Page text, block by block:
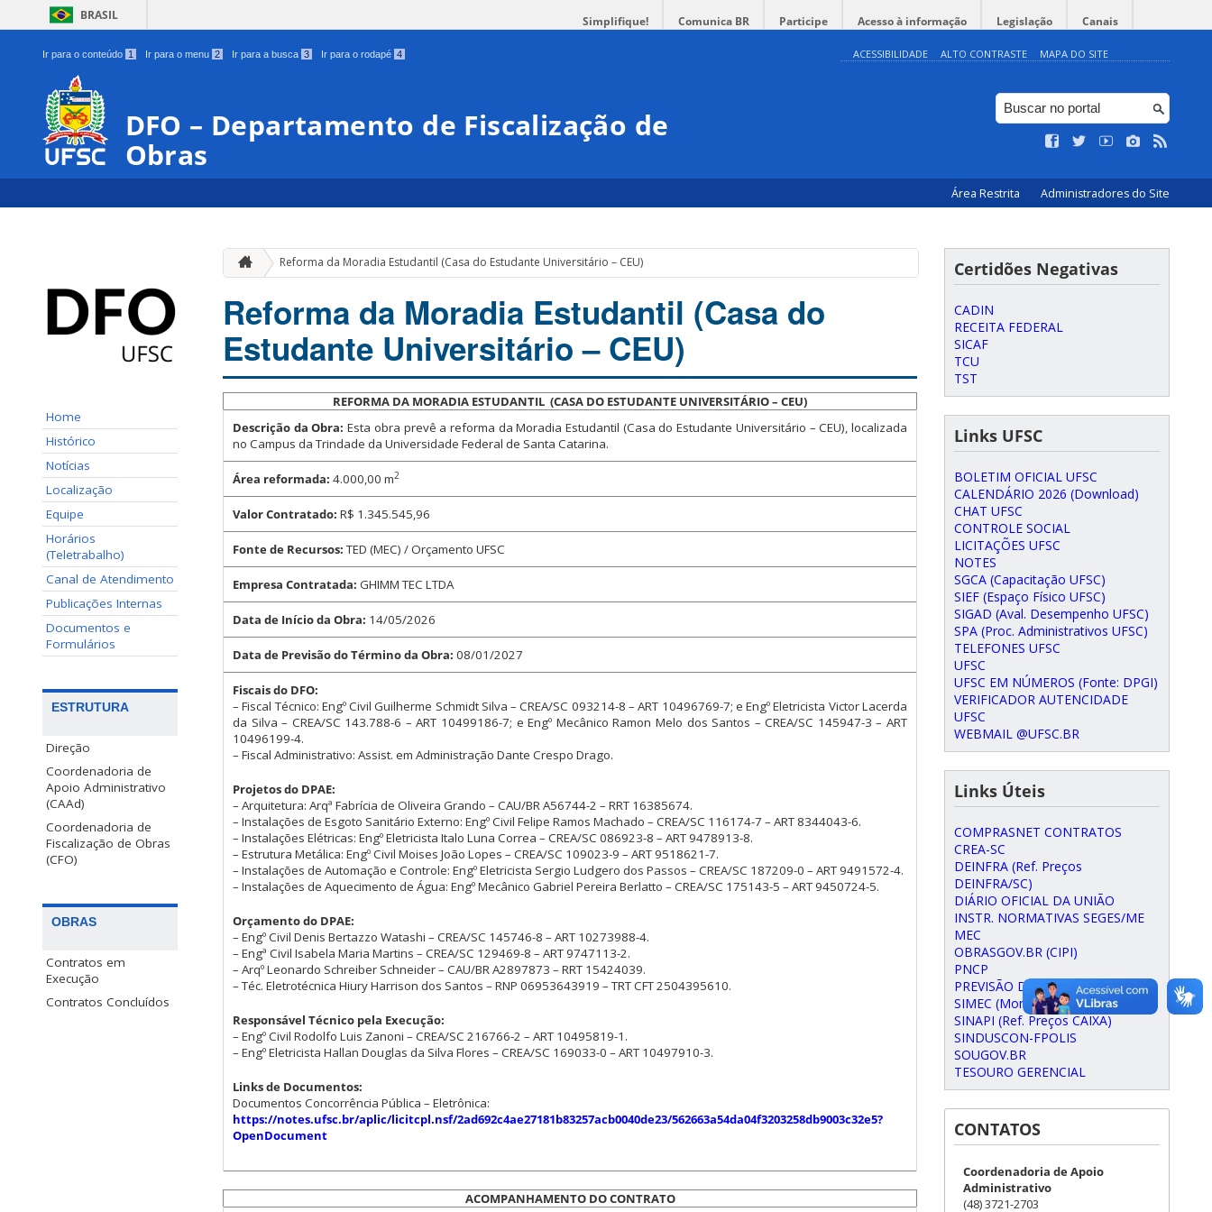
BRASIL Simplifique! Comunica BR Participe Acesso à informação Legislação Canais
Ir para o conteúdo 1 Ir para o menu 2 Ir para a busca 3 Ir para o rodapé 4 ACESSIBILIDADE ALTO CONTRASTE MAPA DO SITE
DFO – Departamento de Fiscalização de
Obras
Área Restrita Administradores do Site
Home
Histórico
Notícias
Localização
Equipe
Horários
(Teletrabalho)
Canal de Atendimento
Publicações Internas
Documentos e
Formulários
ESTRUTURA
Direção
Coordenadoria de
Apoio Administrativo
(CAAd)
Coordenadoria de
Fiscalização de Obras
(CFO)
OBRAS
Contratos em
Execução
Contratos Concluídos
Reforma da Moradia Estudantil (Casa do Estudante Universitário – CEU)
Reforma da Moradia Estudantil (Casa do
Estudante Universitário – CEU)
REFORMA DA MORADIA ESTUDANTIL (CASA DO ESTUDANTE UNIVERSITÁRIO – CEU)
Descrição da Obra:Esta obra prevê a reforma da Moradia Estudantil (Casa do Estudante Universitário – CEU), localizada
no Campus da Trindade da Universidade Federal de Santa Catarina.
Área reformada: 4.000,00 m2
Valor Contratado: R$ 1.345.545,96
Fonte de Recursos:TED (MEC) / Orçamento UFSC
Empresa Contratada: GHIMM TEC LTDA
Data de Início da Obra: 14/05/2026
Data de Previsão do Término da Obra: 08/01/2027
Fiscais do DFO:
– Fiscal Técnico: Engº Civil Guilherme Schmidt Silva – CREA/SC 093214-8 – ART 10496769-7; e Engº Eletricista Victor Lacerda
da Silva – CREA/SC 143.788-6 – ART 10499186-7; e Engº Mecânico Ramon Melo dos Santos – CREA/SC 145947-3 – ART
10496199-4.
– Fiscal Administrativo: Assist. em Administração Dante Crespo Drago.
Projetos do DPAE:
– Arquitetura: Arqª Fabrícia de Oliveira Grando – CAU/BR A56744-2 – RRT 16385674.
– Instalações de Esgoto Sanitário Externo: Engº Civil Felipe Ramos Machado – CREA/SC 116174-7 – ART 8344043-6.
– Instalações Elétricas: Engº Eletricista Italo Luna Correa – CREA/SC 086923-8 – ART 9478913-8.
– Estrutura Metálica: Engº Civil Moises João Lopes – CREA/SC 109023-9 – ART 9518621-7.
– Instalações de Automação e Controle: Engº Eletricista Sergio Ludgero dos Passos – CREA/SC 187209-0 – ART 9491572-4.
– Instalações de Aquecimento de Água: Engº Mecânico Gabriel Pereira Berlatto – CREA/SC 175143-5 – ART 9450724-5.
Orçamento do DPAE:
– Engº Civil Denis Bertazzo Watashi – CREA/SC 145746-8 – ART 10273988-4.
– Engª Civil Isabela Maria Martins – CREA/SC 129469-8 – ART 9747113-2.
– Arqº Leonardo Schreiber Schneider – CAU/BR A2897873 – RRT 15424039.
– Téc. Eletrotécnica Hiury Harrison dos Santos – RNP 06953643919 – TRT CFT 2504395610.
Responsável Técnico pela Execução:
– Engº Civil Rodolfo Luis Zanoni – CREA/SC 216766-2 – ART 10495819-1.
– Engº Eletricista Hallan Douglas da Silva Flores – CREA/SC 169033-0 – ART 10497910-3.
Links de Documentos:
Documentos Concorrência Pública – Eletrônica:
https://notes.ufsc.br/aplic/licitcpl.nsf/2ad692c4ae27181b83257acb0040de23/562663a54da04f3203258db9003c32e5?
OpenDocument
ACOMPANHAMENTO DO CONTRATO
Certidões Negativas
CADIN
RECEITA FEDERAL
SICAF
TCU
TST
Links UFSC
BOLETIM OFICIAL UFSC
CALENDÁRIO 2026 (Download)
CHAT UFSC
CONTROLE SOCIAL
LICITAÇÕES UFSC
NOTES
SGCA (Capacitação UFSC)
SIEF (Espaço Físico UFSC)
SIGAD (Aval. Desempenho UFSC)
SPA (Proc. Administrativos UFSC)
TELEFONES UFSC
UFSC
UFSC EM NÚMEROS (Fonte: DPGI)
VERIFICADOR AUTENCIDADE
UFSC
WEBMAIL @UFSC.BR
Links Úteis
COMPRASNET CONTRATOS
CREA-SC
DEINFRA (Ref. Preços
DEINFRA/SC)
DIÁRIO OFICIAL DA UNIÃO
INSTR. NORMATIVAS SEGES/ME
MEC
OBRASGOV.BR (CIPI)
PNCP
PREVISÃO DO TEMPO
SIMEC (Monit. de Obras MEC)
SINAPI (Ref. Preços CAIXA)
SINDUSCON-FPOLIS
SOUGOV.BR
TESOURO GERENCIAL
CONTATOS
Coordenadoria de Apoio
Administrativo
(48) 3721-2703